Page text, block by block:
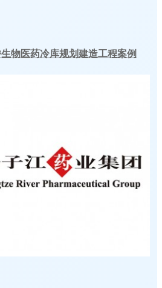
物医药冷库规划建造工程案例